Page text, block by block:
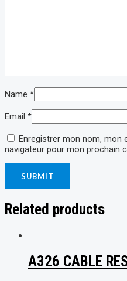
Name *
Email *
Enregistrer mon nom, mon
navigateur pour mon prochain
Related products
A326 CABLE